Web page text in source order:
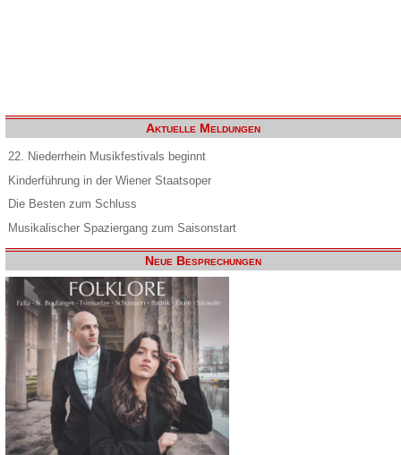
Aktuelle Meldungen
22. Niederrhein Musikfestivals beginnt
Kinderführung in der Wiener Staatsoper
Die Besten zum Schluss
Musikalischer Spaziergang zum Saisonstart
Neue Besprechungen